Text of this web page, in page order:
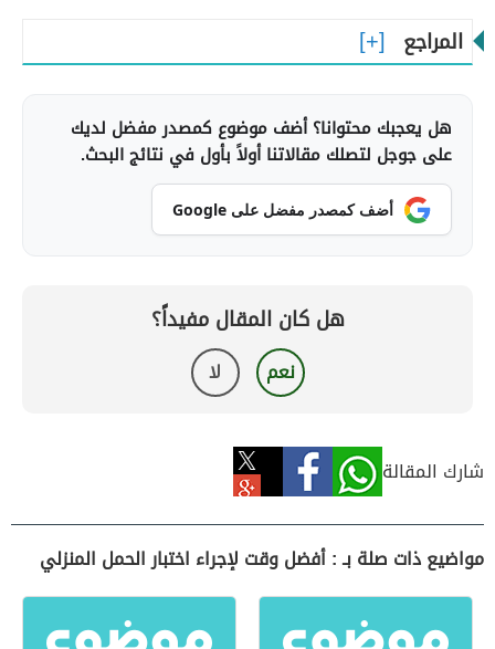
المراجع
هل يعجبك محتوانا؟ أضف موضوع كمصدر مفضل لديك
على جوجل لتصلك مقالاتنا أولاً بأول في نتائج البحث.
أضف كمصدر مفضل على Google
هل كان المقال مفيداً؟
نعم لا
شارك المقالة
مواضيع ذات صلة بـ : أفضل وقت لإجراء اختبار الحمل المنزلي